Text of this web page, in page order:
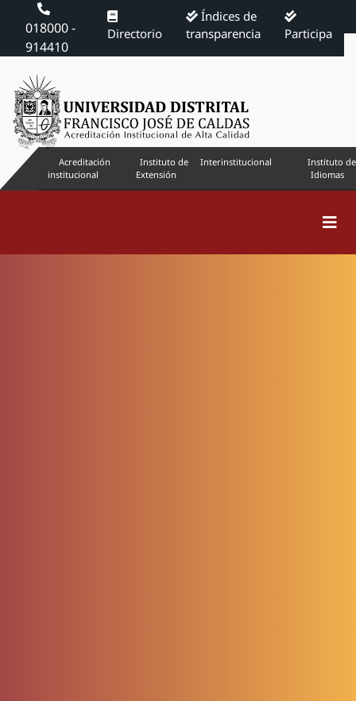
018000 -
914410
Directorio
Índices de
transparencia
Participa
Acreditación
institucional
Instituto de
Extensión
Interinstitucional
Instituto de
Idiomas